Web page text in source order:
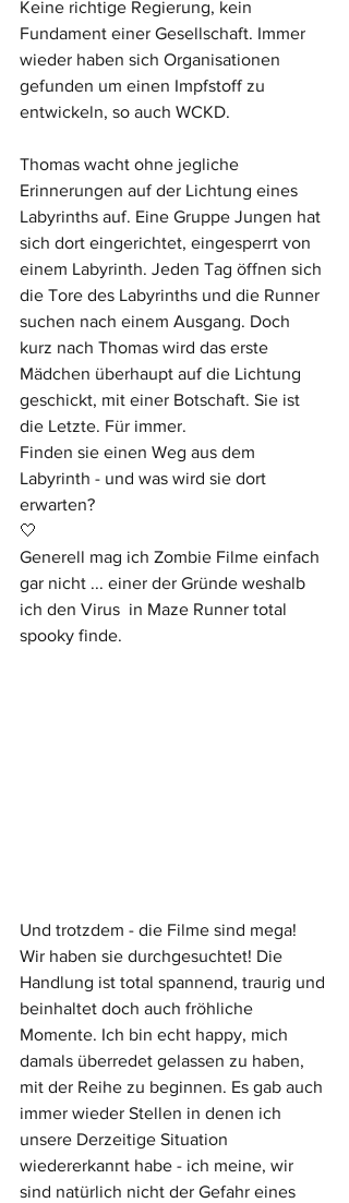
Keine richtige Regierung, kein
Fundament einer Gesellschaft. Immer
wieder haben sich Organisationen
gefunden um einen Impfstoff zu
entwickeln, so auch WCKD.
Thomas wacht ohne jegliche
Erinnerungen auf der Lichtung eines
Labyrinths auf. Eine Gruppe Jungen hat
sich dort eingerichtet, eingesperrt von
einem Labyrinth. Jeden Tag öffnen sich
die Tore des Labyrinths und die Runner
suchen nach einem Ausgang. Doch
kurz nach Thomas wird das erste
Mädchen überhaupt auf die Lichtung
geschickt, mit einer Botschaft. Sie ist
die Letzte. Für immer.
Finden sie einen Weg aus dem
Labyrinth - und was wird sie dort
erwarten?
🤍
Generell mag ich Zombie Filme einfach
gar nicht ... einer der Gründe weshalb
ich den Virus  in Maze Runner total
spooky finde.
Und trotzdem - die Filme sind mega!
Wir haben sie durchgesuchtet! Die
Handlung ist total spannend, traurig und
beinhaltet doch auch fröhliche
Momente. Ich bin echt happy, mich
damals überredet gelassen zu haben,
mit der Reihe zu beginnen. Es gab auch
immer wieder Stellen in denen ich
unsere Derzeitige Situation
wiedererkannt habe - ich meine, wir
sind natürlich nicht der Gefahr eines